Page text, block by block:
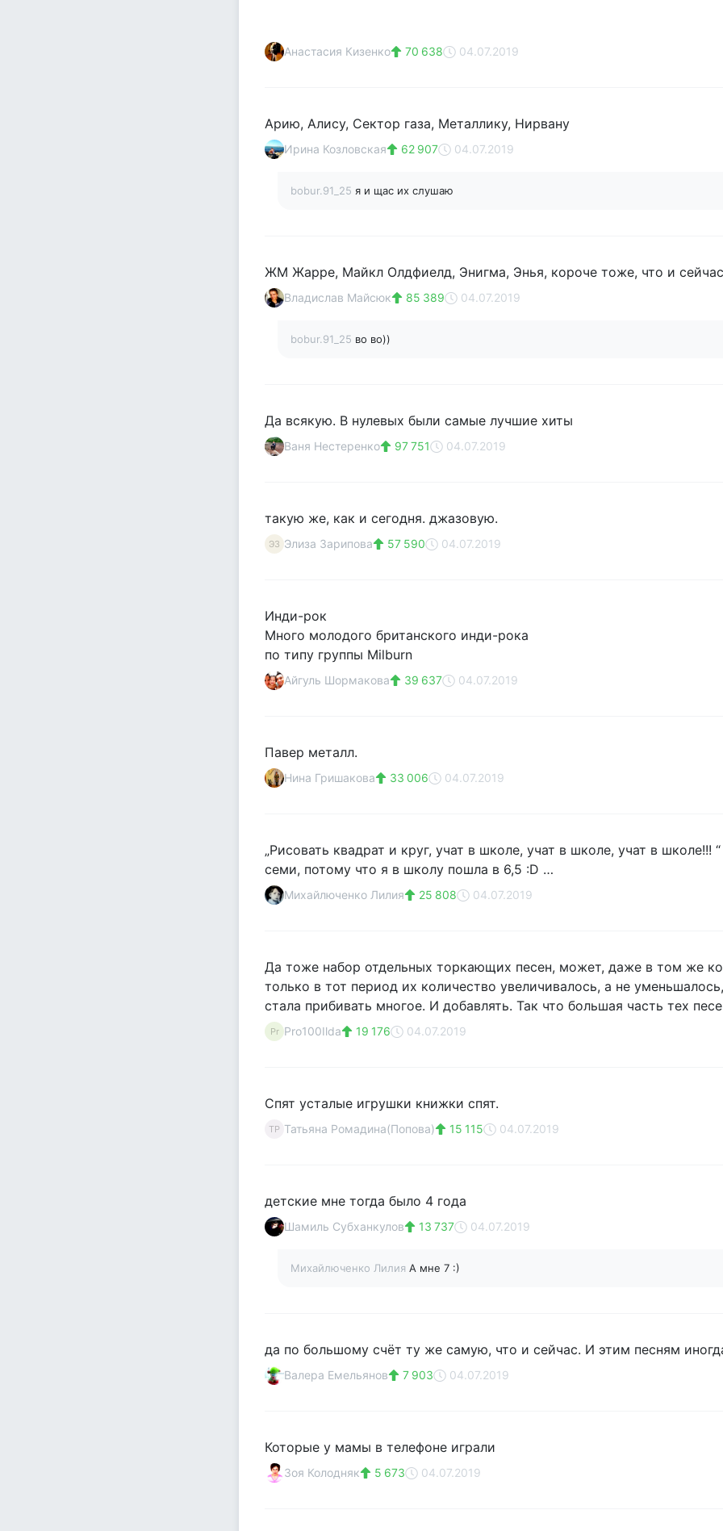
Анастасия Кизенко 70 638 04.07.2019
Арию, Алису, Сектор газа, Металлику, Нирвану
Ирина Козловская 62 907 04.07.2019
bobur.91_25 я и щас их слушаю
ЖМ Жарре, Майкл Олдфиелд, Энигма, Энья, короче тоже, что и
Владислав Майсюк 85 389 04.07.2019
bobur.91_25 во во))
Да всякую. В нулевых были самые лучшие хиты
Ваня Нестеренко 97 751 04.07.2019
такую же, как и сегодня. джазовую.
ЭЗ Элиза Зарипова 57 590 04.07.2019
Инди-рок
Много молодого британского инди-рока
по типу группы Milburn
Айгуль Шормакова 39 637 04.07.2019
Павер металл.
Нина Гришакова 33 006 04.07.2019
„Рисовать квадрат и круг, учат в школе, учат в школе, учат в
семи, потому что я в школу пошла в 6,5 :D …
Михайлюченко Лилия 25 808 04.07.2019
Да тоже набор отдельных торкающих песен, может, даже в том же
только в тот период их количество увеличивалось, а не
стала прибивать многое. И добавлять. Так что большая часть тех
Pr Pro100Ilda 19 176 04.07.2019
Спят усталые игрушки книжки спят.
ТР Татьяна Ромадина(Попова) 15 115 04.07.2019
детские мне тогда было 4 года
Шамиль Субханкулов 13 737 04.07.2019
Михайлюченко Лилия А мне 7 :)
да по большому счёт ту же самую, что и сейчас. И этим песням
Валера Емельянов 7 903 04.07.2019
Которые у мамы в телефоне играли
Зоя Колодняк 5 673 04.07.2019